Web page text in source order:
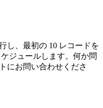
し、最初の 10 レコードを
ジュールします。何か問
にお問い合わせくださ